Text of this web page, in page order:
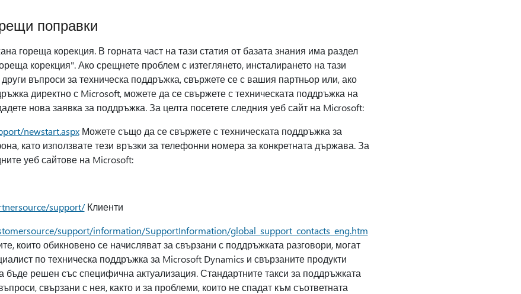
поправки
гореща корекция. В горната част на тази статия от базата знания има раздел
корекция". Ако срещнете проблем с изтеглянето, инсталирането на тази
въпроси за техническа поддръжка, свържете се с вашия партньор или, ако
директно с Microsoft, можете да се свържете с техническата поддръжка на
нова заявка за поддръжка. За целта посетете следния уеб сайт на Microsoft:
newstart.aspxМожете също да се свържете с техническата поддръжка за
като използвате тези връзки за телефонни номера за конкретната държава. За
уеб сайтове на Microsoft:
support/Клиенти
support/information/SupportInformation/global_support_contacts_eng.htm
които обикновено се начисляват за свързани с поддръжката разговори, могат
по техническа поддръжка за Microsoft Dynamics и свързаните продукти
решен със специфична актуализация. Стандартните такси за поддръжката
свързани с нея, както и за проблеми, които не спадат към съответната